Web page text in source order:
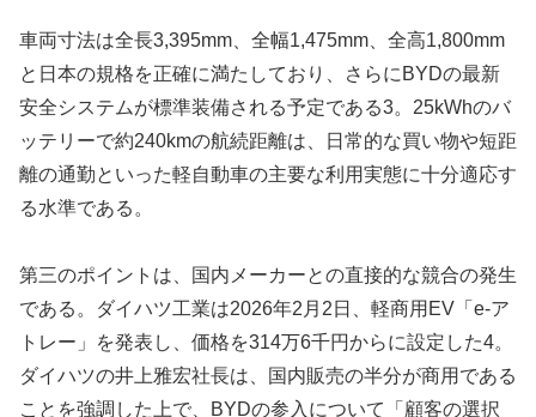
車両寸法は全長3,395mm、全幅1,475mm、全高1,800mm
と日本の規格を正確に満たしており、さらにBYDの最新
安全システムが標準装備される予定である3。25kWhのバ
ッテリーで約240kmの航続距離は、日常的な買い物や短距
離の通勤といった軽自動車の主要な利用実態に十分適応す
る水準である。
第三のポイントは、国内メーカーとの直接的な競合の発生
である。ダイハツ工業は2026年2月2日、軽商用EV「e-ア
トレー」を発表し、価格を314万6千円からに設定した4。
ダイハツの井上雅宏社長は、国内販売の半分が商用である
ことを強調した上で、BYDの参入について「顧客の選択